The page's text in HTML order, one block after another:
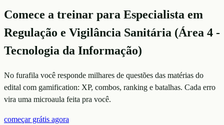
Comece a treinar para Especialista em
Regulação e Vigilância Sanitária (Área 4 -
Tecnologia da Informação)
No furafila você responde milhares de questões das matérias do
edital com gamification: XP, combos, ranking e batalhas. Cada erro
vira uma microaula feita pra você.
começar grátis agora